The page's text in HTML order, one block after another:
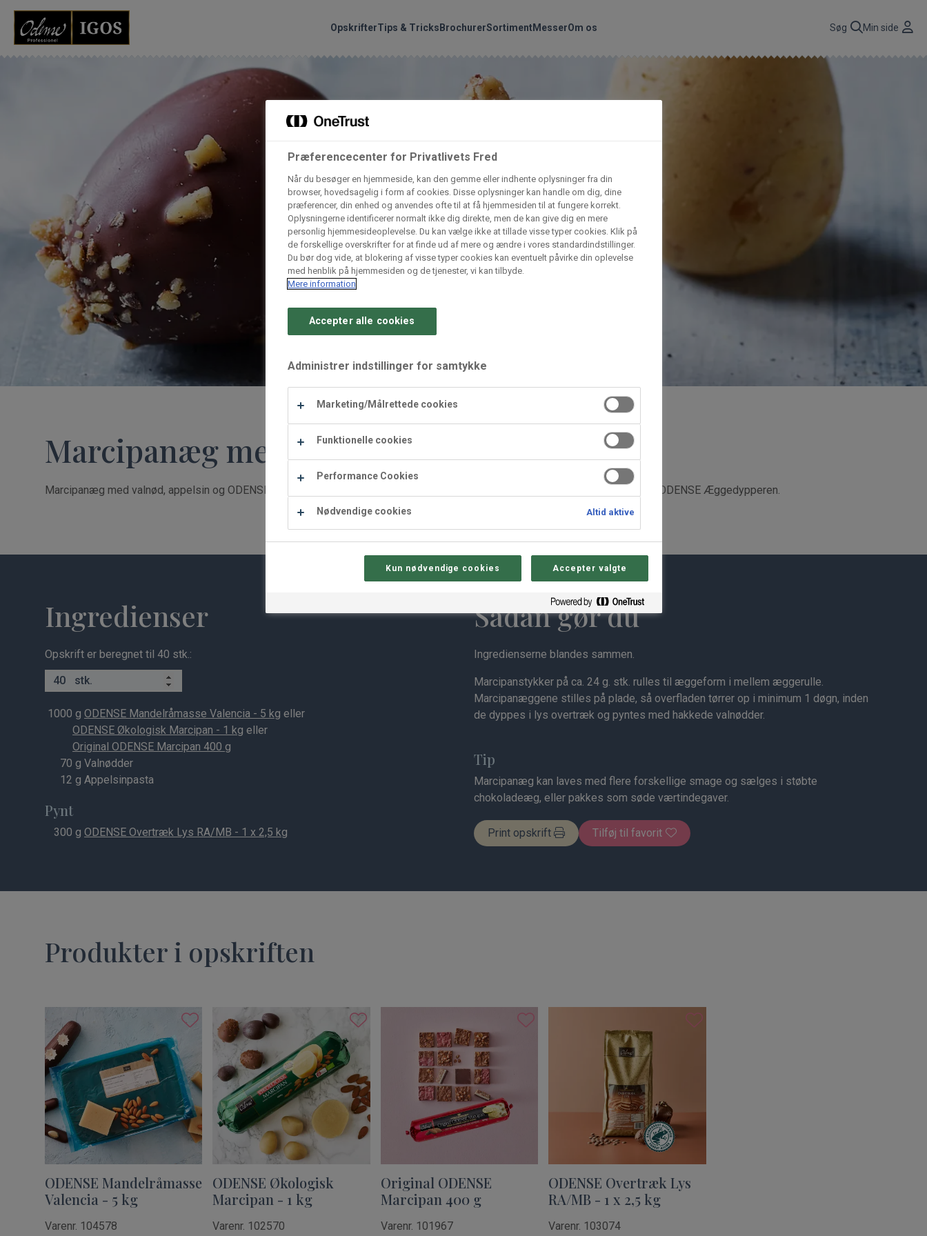
OpskrifterTips & TricksBrochurerSortimentMesserOm os Søg Min side
Marcipanæg med valnød og appelsin
Marcipanæg med valnød, appelsin og ODENSE Mandelråmasse Valencia, som er lavet med ODENSE Æggerulle og dyppet med ODENSE Æggedypperen.
Ingredienser
Opskrift er beregnet til 40 stk.:
stk.
1000 g ODENSE Mandelråmasse Valencia - 5 kg eller
ODENSE Økologisk Marcipan - 1 kg eller
Original ODENSE Marcipan 400 g
70 g Valnødder
12 g Appelsinpasta
Pynt
300 g ODENSE Overtræk Lys RA/MB - 1 x 2,5 kg
Sådan gør du
Ingredienserne blandes sammen.
Marcipanstykker på ca. 24 g. stk. rulles til æggeform i mellem æggerulle.
Marcipanæggene stilles på plade, så overfladen tørrer op i minimum 1 døgn, inden
de dyppes i lys overtræk og pyntes med hakkede valnødder.
Tip
Marcipanæg kan laves med flere forskellige smage og sælges i støbte
chokoladeæg, eller pakkes som søde værtindegaver.
Print opskrift Tilføj til favorit
Produkter i opskriften
ODENSE Mandelråmasse
Valencia - 5 kg
Varenr. 104578
ODENSE Økologisk
Marcipan - 1 kg
Varenr. 102570
Original ODENSE
Marcipan 400 g
Varenr. 101967
ODENSE Overtræk Lys
RA/MB - 1 x 2,5 kg
Varenr. 103074
Søg
Grossister der forhandler vores produkter
AB Catering A/S Arctic Import
Condi ApS Dagrofa Foodservice Fullhouse
Hørkram Foodservice A/S INCO Cash & Carry L. C. Lauritzen A/S Mega House A/S
Procater ApS Vaffelexpressen
Waffle Supply
Gem dine favoritter!
Lad ikke en eneste opskrift gå tabt! Opret en profil nu og start din
Bliv medlem af Odense Marcipan's professionelle fællesskab og få
nem adgang til dine gemte opskrifter og produkter - når som helst,
hvor som helst.
Log ind Opret profil
Præferencecenter for Privatlivets Fred
Når du besøger en hjemmeside, kan den gemme eller indhente oplysninger fra din
browser, hovedsagelig i form af cookies. Disse oplysninger kan handle om dig, dine
præferencer, din enhed og anvendes ofte til at få hjemmesiden til at fungere korrekt.
Oplysningerne identificerer normalt ikke dig direkte, men de kan give dig en mere
personlig hjemmesideoplevelse. Du kan vælge ikke at tillade visse typer cookies. Klik på
de forskellige overskrifter for at finde ud af mere og ændre i vores standardindstillinger.
Du bør dog vide, at blokering af visse typer cookies kan eventuelt påvirke din oplevelse
med henblik på hjemmesiden og de tjenester, vi kan tilbyde.
Mere information
Accepter alle cookies
Administrer indstillinger for samtykke
Marketing/Målrettede cookies
Funktionelle cookies
Performance Cookies
Nødvendige cookies Altid aktive
Kun nødvendige cookies Accepter valgte